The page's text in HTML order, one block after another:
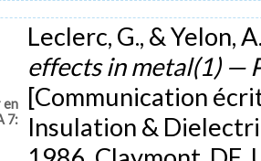
en
7:
Leclerc, G., & Yelon,
effects in metal(1) —
[Communication
Insulation &